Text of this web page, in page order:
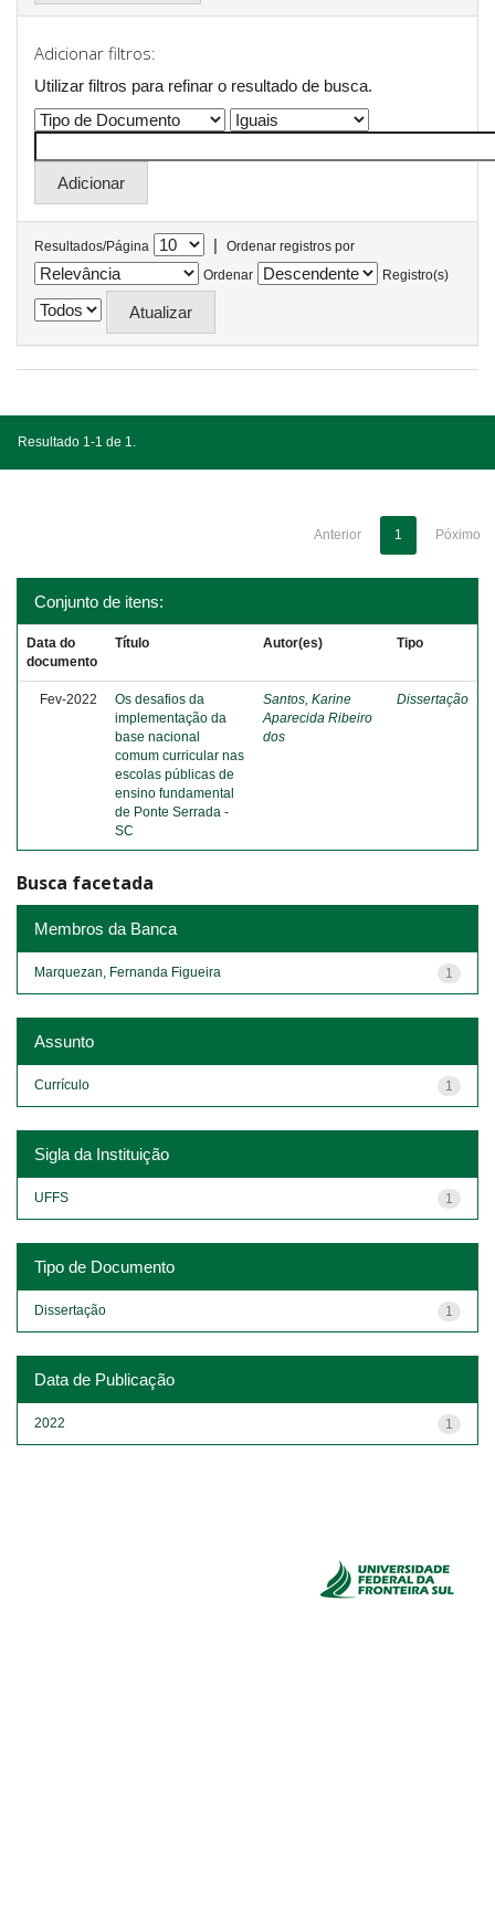
Adicionar filtros:
Utilizar filtros para refinar o resultado de busca.
Resultados/Página |
Ordenar registros por
Ordenar
Registro(s)
Resultado 1-1 de 1.
Anterior 1 Póximo
Conjunto de itens:
Data do
documento
Título Autor(es) Tipo
Fev-2022
Os desafios da
implementação da
base nacional
comum curricular nas
escolas públicas de
ensino fundamental
de Ponte Serrada -
SC
Santos, Karine
Aparecida Ribeiro
dos
Dissertação
Busca facetada
Membros da Banca
1
Marquezan, Fernanda Figueira
Assunto
1
Currículo
Sigla da Instituição
1
UFFS
Tipo de Documento
1
Dissertação
Data de Publicação
1
2022